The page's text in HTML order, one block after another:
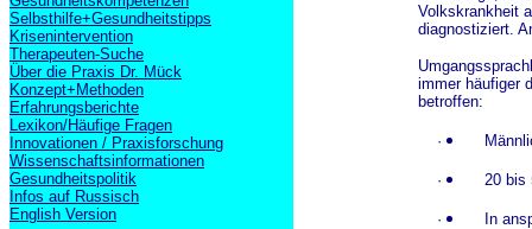
Selbsthilfe+Gesundheitstipps
Krisenintervention
Therapeuten-Suche
Über die Praxis Dr. Mück
Konzept+Methoden
Erfahrungsberichte
Lexikon/Häufige Fragen
Innovationen / Praxisforschung
Wissenschaftsinformationen
Gesundheitspolitik
Infos auf Russisch
English Version
Volkskrankheit
diagnostiziert.
immer häufiger
betroffen:
·
· 20 bis
· In